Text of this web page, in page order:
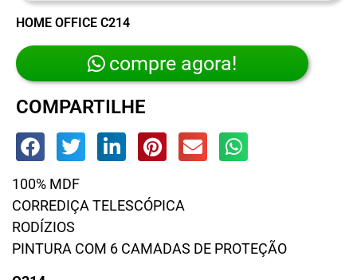
HOME OFFICE C214
compre agora!
COMPARTILHE
100% MDF
CORREDIÇA TELESCÓPICA
RODÍZIOS
PINTURA COM 6 CAMADAS DE PROTEÇÃO